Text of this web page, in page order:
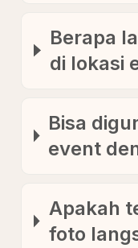
Berapa
di lokasi
Bisa
event
Apakah
foto